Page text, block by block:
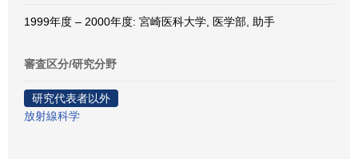
1999年度 – 2000年度: 宮崎医科大学, 医学部, 助手
審査区分/研究分野
研究代表者以外
放射線科学